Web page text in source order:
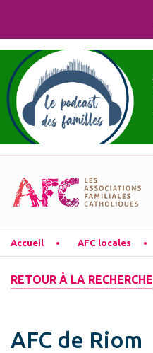
Accueil AFC locales
RETOUR À LA RECHERCHE
AFC de Riom